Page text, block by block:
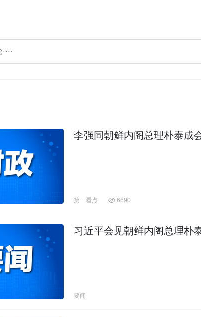
李强同朝鲜内阁总理朴泰成
第一看点 6690
习近平会见朝鲜内阁总理朴
要闻